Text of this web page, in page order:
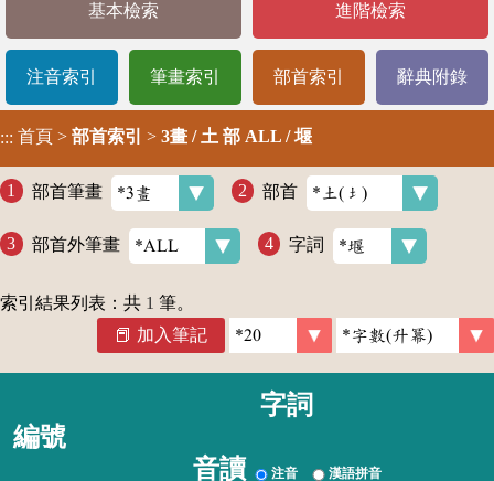
基本檢索 進階檢索
注音索引 筆畫索引 部首索引 辭典附錄
::: 首頁 > 部首索引 > 3畫 / 土 部 ALL / 堰
部首筆畫 部首
部首外筆畫 字詞
索引結果列表：共 1 筆。
加入筆記
編號
字詞
音讀 注音 漢語拼音